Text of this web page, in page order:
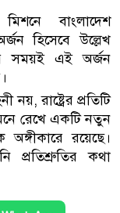
বাংলাদেশ
হিসেবে উল্লেখ
সময়ই এই অর্জন
রাষ্ট্রের প্রতিটি
রেখে একটি নতুন
রয়েছে।
প্রতিশ্রুতির কথা